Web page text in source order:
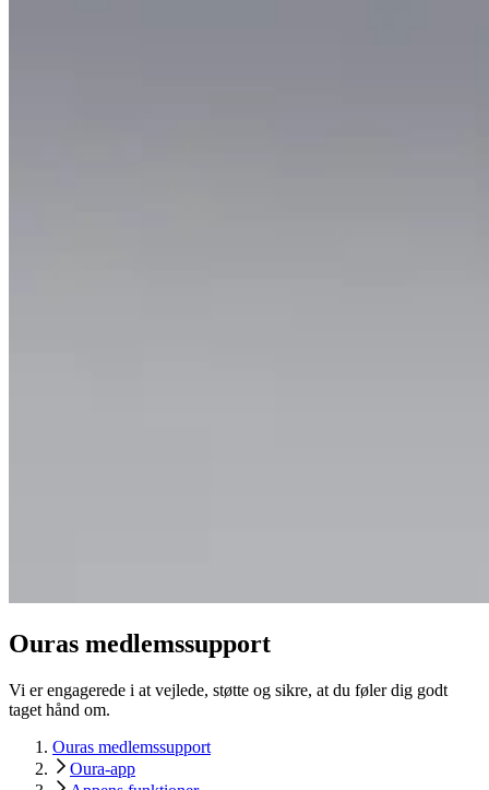
Ouras medlemssupport
Vi er engagerede i at vejlede, støtte og sikre, at du føler dig godt
taget hånd om.
Ouras medlemssupport
Oura-app